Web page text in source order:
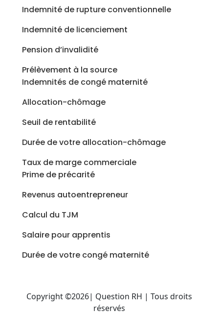
Indemnité de rupture conventionnelle
Indemnité de licenciement
Pension d’invalidité
Prélèvement à la source
Indemnités de congé maternité
Allocation-chômage
Seuil de rentabilité
Durée de votre allocation-chômage
Taux de marge commerciale
Prime de précarité
Revenus autoentrepreneur
Calcul du TJM
Salaire pour apprentis
Durée de votre congé maternité
Copyright ©2026| Question RH | Tous droits
réservés